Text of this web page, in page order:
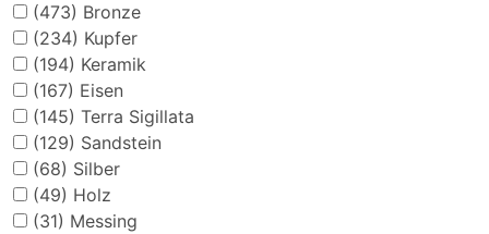
(473) Bronze
(234) Kupfer
(194) Keramik
(167) Eisen
(145) Terra Sigillata
(129) Sandstein
(68) Silber
(49) Holz
(31) Messing